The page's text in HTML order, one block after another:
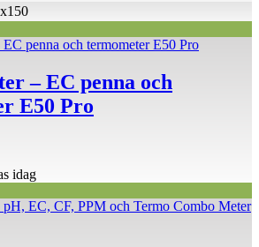
– EC penna och
E50 Pro
idag